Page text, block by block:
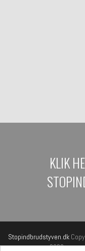
KLIK
Stopindbrudstyven.dk
2026